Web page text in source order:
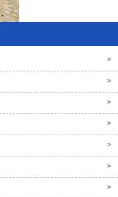
>
>
>
>
>
>
>